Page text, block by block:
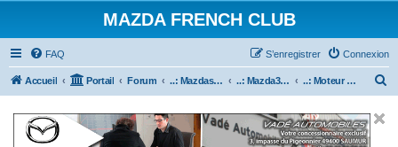
MAZDA FRENCH CLUB
FAQ Connexion
S’enregistrer
Accueil Portail Forum ..: Mazdaspeed & MPS :.. ..: Mazda3 MPS & Mazdaspeed 3 :.. ..: Moteur & Boite de vitesses :..